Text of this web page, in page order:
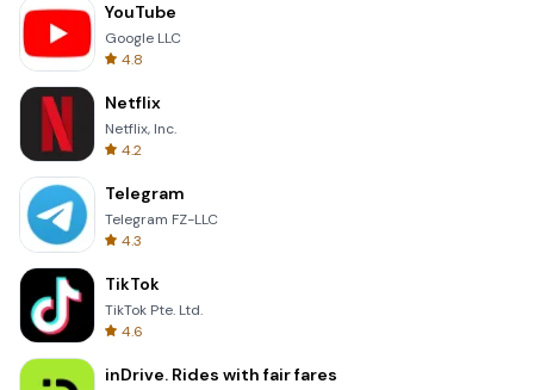
YouTube
Google LLC
4.8
Netflix
Netflix, Inc.
4.2
Telegram
Telegram FZ-LLC
4.3
TikTok
TikTok Pte. Ltd.
4.6
inDrive. Rides with fair fares